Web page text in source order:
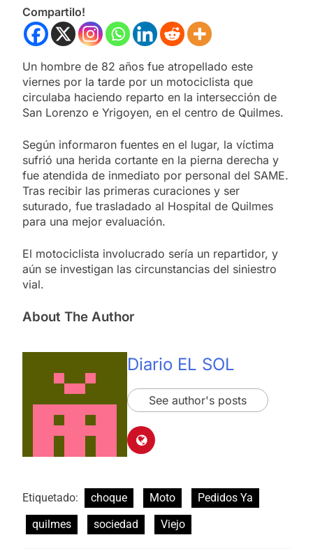
Compartilo!
Un hombre de 82 años fue atropellado este
viernes por la tarde por un motociclista que
circulaba haciendo reparto en la intersección de
San Lorenzo e Yrigoyen, en el centro de Quilmes.
Según informaron fuentes en el lugar, la víctima
sufrió una herida cortante en la pierna derecha y
fue atendida de inmediato por personal del SAME.
Tras recibir las primeras curaciones y ser
suturado, fue trasladado al Hospital de Quilmes
para una mejor evaluación.
El motociclista involucrado sería un repartidor, y
aún se investigan las circunstancias del siniestro
vial.
About The Author
Diario EL SOL
See author's posts
Etiquetado: choque Moto
Pedidos Ya
quilmes
sociedad Viejo